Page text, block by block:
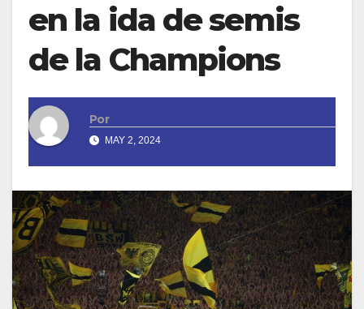
en la ida de semis
de la Champions
Por
MAY 2, 2024